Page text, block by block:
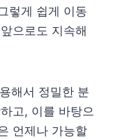
렇게 쉽게 이동
으로도 지속해
해서 정밀한 분
고, 이를 바탕으
언제나 가능할